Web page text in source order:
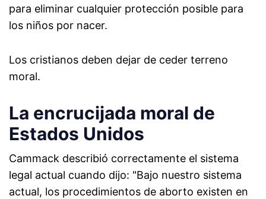
para eliminar cualquier protección posible para
los niños por nacer.
Los cristianos deben dejar de ceder terreno
moral.
La encrucijada moral de
Estados Unidos
Cammack describió correctamente el sistema
legal actual cuando dijo: "Bajo nuestro sistema
actual, los procedimientos de aborto existen en